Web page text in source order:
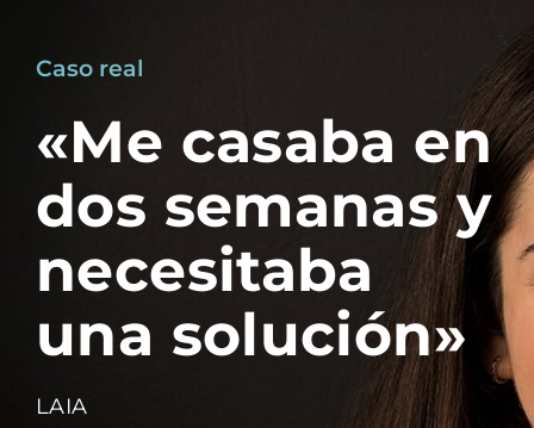
Periodoncia
Salud dental
Casos reales
equipo
Caso real
«Me casaba en
dos semanas y
necesitaba
una solución»
LAIA